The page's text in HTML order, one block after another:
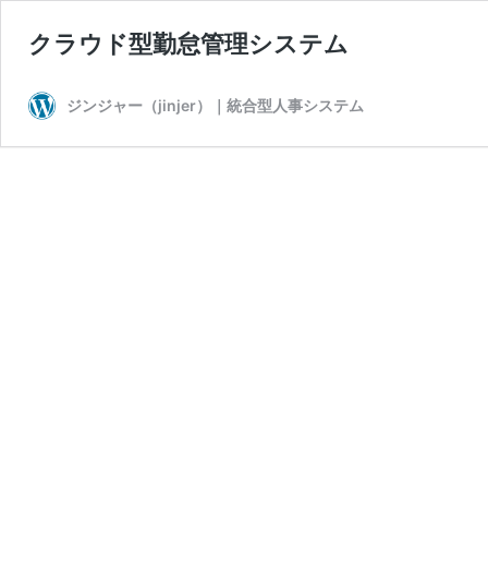
クラウド型勤怠管理システム
ジンジャー（jinjer）｜統合型人事システム